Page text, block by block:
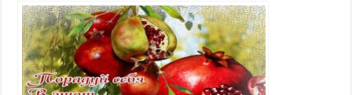
благословенного — Доброго вечера
добрым людям картинки